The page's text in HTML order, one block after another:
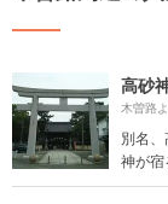
高砂
木曽路
別名
神が宿